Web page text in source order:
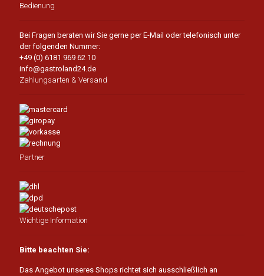
Bedienung
Bei Fragen beraten wir Sie gerne per E-Mail oder telefonisch unter
der folgenden Nummer:
+49 (0) 6181 969 62 10
info@gastroland24.de
Zahlungsarten & Versand
Partner
Wichtige Information
Bitte beachten Sie:
Das Angebot unseres Shops richtet sich ausschließlich an